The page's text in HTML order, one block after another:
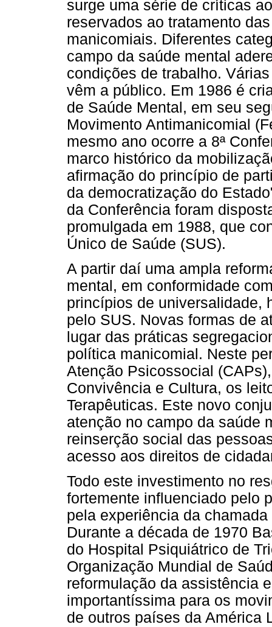
surge uma série de críticas
reservados ao tratamento
manicomiais. Diferentes
campo da saúde mental
condições de trabalho.
vêm a público. Em 1986 é
de Saúde Mental, em seu
Movimento Antimanicomial
mesmo ano ocorre a 8ª
marco histórico da
afirmação do princípio de
da democratização do
da Conferência foram
promulgada em 1988, que
Único de Saúde (SUS).
A partir daí uma ampla
mental, em conformidade
princípios de universalidade,
pelo SUS. Novas formas de
lugar das práticas
política manicomial. Neste
Atenção Psicossocial
Convivência e Cultura, os
Terapêuticas. Este novo
atenção no campo da saúde
reinserção social das
acesso aos direitos de
Todo este investimento no
fortemente influenciado pelo
pela experiência da
Durante a década de 1970
do Hospital Psiquiátrico de
Organização Mundial de
reformulação da assistência
importantíssima para os
de outros países da América